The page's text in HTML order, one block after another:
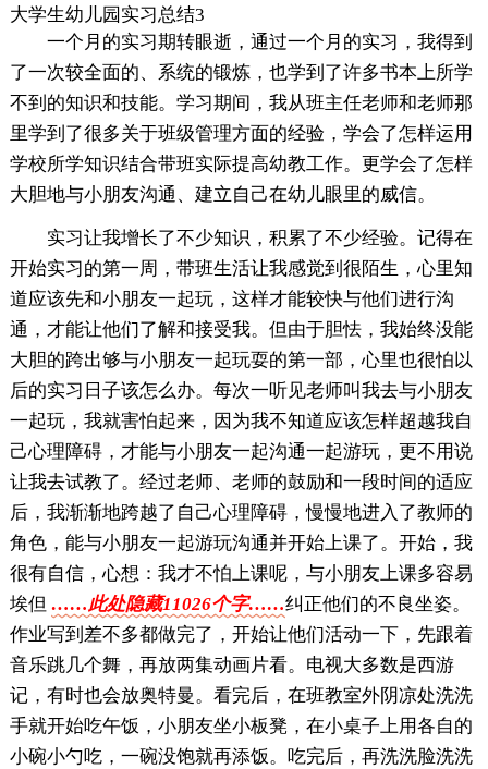
大学生幼儿园实习总结3
一个月的实习期转眼逝，通过一个月的实习，我得到
了一次较全面的、系统的锻炼，也学到了许多书本上所学
不到的知识和技能。学习期间，我从班主任老师和老师那
里学到了很多关于班级管理方面的经验，学会了怎样运用
学校所学知识结合带班实际提高幼教工作。更学会了怎样
大胆地与小朋友沟通、建立自己在幼儿眼里的威信。
实习让我增长了不少知识，积累了不少经验。记得在
开始实习的第一周，带班生活让我感觉到很陌生，心里知
道应该先和小朋友一起玩，这样才能较快与他们进行沟
通，才能让他们了解和接受我。但由于胆怯，我始终没能
大胆的跨出够与小朋友一起玩耍的第一部，心里也很怕以
后的实习日子该怎么办。每次一听见老师叫我去与小朋友
一起玩，我就害怕起来，因为我不知道应该怎样超越我自
己心理障碍，才能与小朋友一起沟通一起游玩，更不用说
让我去试教了。经过老师、老师的鼓励和一段时间的适应
后，我渐渐地跨越了自己心理障碍，慢慢地进入了教师的
角色，能与小朋友一起游玩沟通并开始上课了。开始，我
很有自信，心想：我才不怕上课呢，与小朋友上课多容易
埃但 ……此处隐藏11026个字……纠正他们的不良坐姿。
作业写到差不多都做完了，开始让他们活动一下，先跟着
音乐跳几个舞，再放两集动画片看。电视大多数是西游
记，有时也会放奥特曼。看完后，在班教室外阴凉处洗洗
手就开始吃午饭，小朋友坐小板凳，在小桌子上用各自的
小碗小勺吃，一碗没饱就再添饭。吃完后，再洗洗脸洗洗